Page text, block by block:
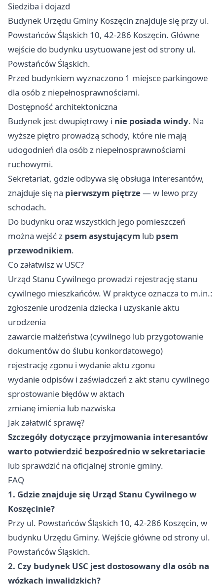
Siedziba i dojazd
Budynek Urzędu Gminy Koszęcin znajduje się przy ul.
Powstańców Śląskich 10, 42-286 Koszęcin. Główne
wejście do budynku usytuowane jest od strony ul.
Powstańców Śląskich.
Przed budynkiem wyznaczono 1 miejsce parkingowe
dla osób z niepełnosprawnościami.
Dostępność architektoniczna
Budynek jest dwupiętrowy i nie posiada windy. Na
wyższe piętro prowadzą schody, które nie mają
udogodnień dla osób z niepełnosprawnościami
ruchowymi.
Sekretariat, gdzie odbywa się obsługa interesantów,
znajduje się na pierwszym piętrze— w lewo przy
schodach.
Do budynku oraz wszystkich jego pomieszczeń
można wejść z psem asystującym lub psem
przewodnikiem.
Co załatwisz w USC?
Urząd Stanu Cywilnego prowadzi rejestrację stanu
cywilnego mieszkańców. W praktyce oznacza to m.in.:
zgłoszenie urodzenia dziecka i uzyskanie aktu
urodzenia
zawarcie małżeństwa (cywilnego lub przygotowanie
dokumentów do ślubu konkordatowego)
rejestrację zgonu i wydanie aktu zgonu
wydanie odpisów i zaświadczeń z akt stanu cywilnego
sprostowanie błędów w aktach
zmianę imienia lub nazwiska
Jak załatwić sprawę?
Szczegóły dotyczące przyjmowania interesantów
warto potwierdzić bezpośrednio w sekretariacie
lub sprawdzić na oficjalnej stronie gminy.
FAQ
1. Gdzie znajduje się Urząd Stanu Cywilnego w
Koszęcinie?
Przy ul. Powstańców Śląskich 10, 42-286 Koszęcin, w
budynku Urzędu Gminy. Wejście główne od strony ul.
Powstańców Śląskich.
2. Czy budynek USC jest dostosowany dla osób na
wózkach inwalidzkich?